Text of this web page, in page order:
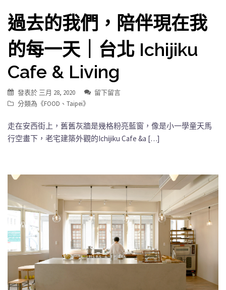
過去的我們，陪伴現在我
的每一天｜台北 Ichijiku
Cafe & Living
發表於 三月 28, 2020
留下留言
分類為《FOOD 、 Taipei》
走在安西街上，舊舊灰牆是幾格粉亮藍窗，像是小一學童天馬
行空畫下，老宅建築外觀的Ichijiku Cafe &a […]